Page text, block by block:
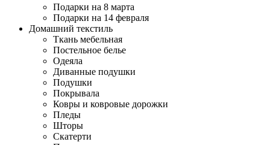
Подарки на 8 марта
Подарки на 14 февраля
Домашний текстиль
Ткань мебельная
Постельное белье
Одеяла
Диванные подушки
Подушки
Покрывала
Ковры и ковровые дорожки
Пледы
Шторы
Скатерти